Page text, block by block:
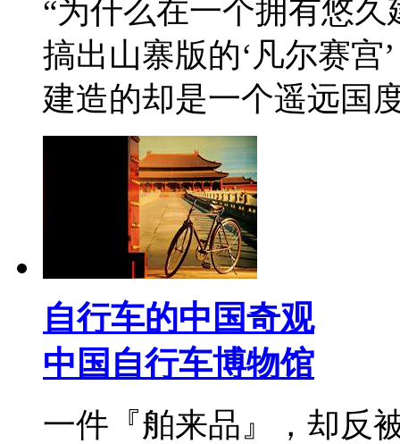
“为什么在一个拥有悠
搞出山寨版的‘凡尔赛宫
建造的却是一个遥远
自行车的中国奇观
中国自行车博物馆
一件『舶来品』，却反